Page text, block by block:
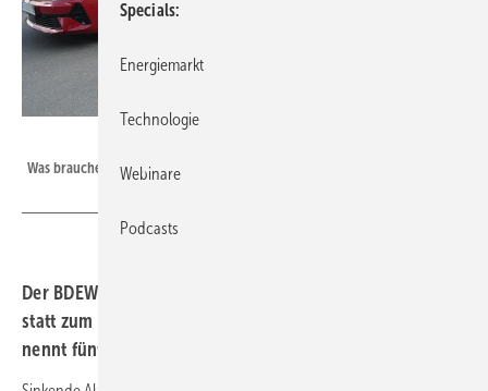
Was brauchen die Autohersteller, um weiterhin wettbewerbsfähig zu sein?
Der BDEW rät, die Elektromobilität weiter auszubauen
statt zum Verbrenner zurückzukehren. Der Verband
nennt fünf Punkte, um dies zu erreichen.
Specials
Energiemarkt
Technologie
Webinare
Podcasts